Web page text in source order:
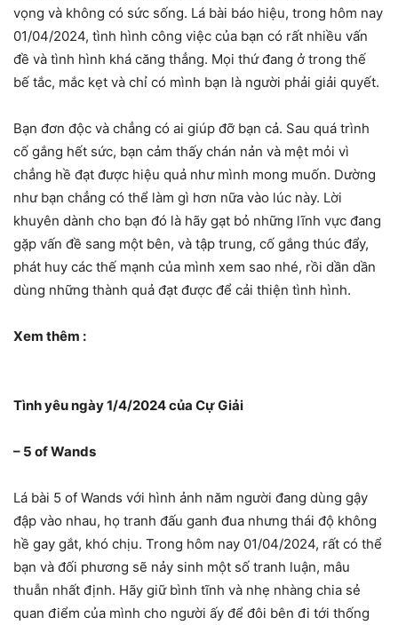
vọng và không có sức sống. Lá bài báo hiệu, trong hôm nay
01/04/2024, tình hình công việc của bạn có rất nhiều vấn
đề và tình hình khá căng thẳng. Mọi thứ đang ở trong thế
bế tắc, mắc kẹt và chỉ có mình bạn là người phải giải quyết.
Bạn đơn độc và chẳng có ai giúp đỡ bạn cả. Sau quá trình
cố gắng hết sức, bạn cảm thấy chán nản và mệt mỏi vì
chẳng hề đạt được hiệu quả như mình mong muốn. Dường
như bạn chẳng có thể làm gì hơn nữa vào lúc này. Lời
khuyên dành cho bạn đó là hãy gạt bỏ những lĩnh vực đang
gặp vấn đề sang một bên, và tập trung, cố gắng thúc đẩy,
phát huy các thế mạnh của mình xem sao nhé, rồi dần dần
dùng những thành quả đạt được để cải thiện tình hình.
Xem thêm :
Tình yêu ngày 1/4/2024 của Cự Giải
– 5 of Wands
Lá bài 5 of Wands với hình ảnh năm người đang dùng gậy
đập vào nhau, họ tranh đấu ganh đua nhưng thái độ không
hề gay gắt, khó chịu. Trong hôm nay 01/04/2024, rất có thể
bạn và đối phương sẽ nảy sinh một số tranh luận, mâu
thuẫn nhất định. Hãy giữ bình tĩnh và nhẹ nhàng chia sẻ
quan điểm của mình cho người ấy để đôi bên đi tới thống